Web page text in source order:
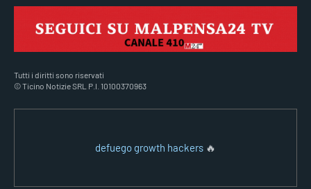
Tutti i diritti sono riservati
© Ticino Notizie SRL P.I. 10100370963
defuego growth hackers 🔥